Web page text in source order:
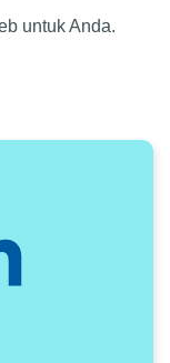
untuk Anda.